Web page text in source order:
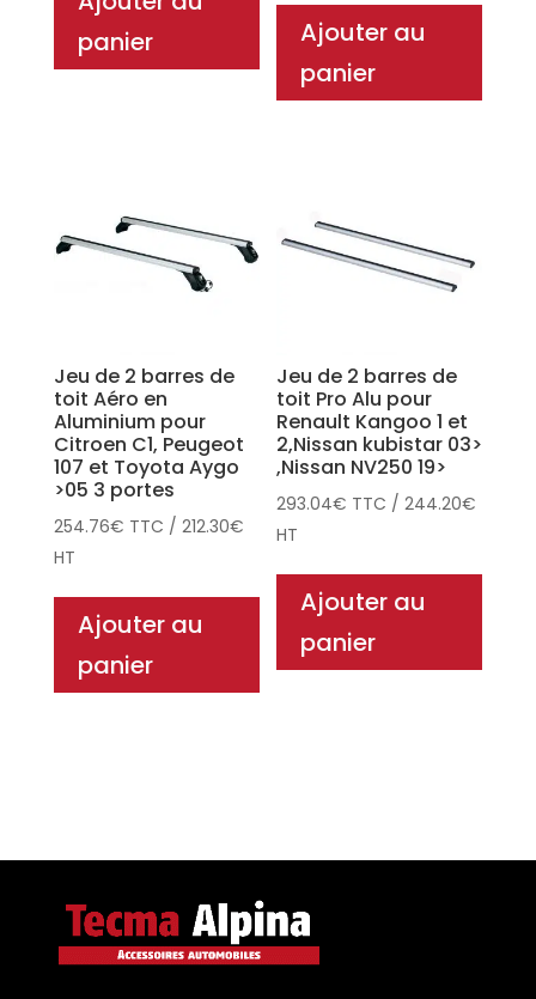
panier
Ajouter au
panier
Jeu de 2 barres de
toit Aéro en
Aluminium pour
Citroen C1, Peugeot
107 et Toyota Aygo
>05 3 portes
254.76€ TTC / 212.30€
HT
Ajouter au
panier
Jeu de 2 barres de
toit Pro Alu pour
Renault Kangoo 1 et
2,Nissan kubistar 03>
,Nissan NV250 19>
293.04€ TTC /244.20€
HT
Ajouter au
panier